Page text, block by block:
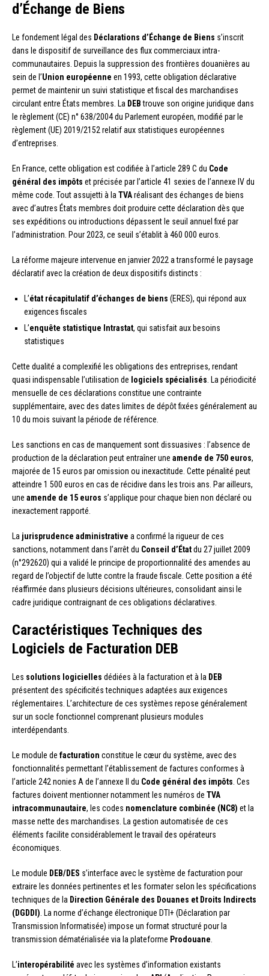
d’Échange de Biens
Le fondement légal des Déclarations d’Échange de Biens s’inscrit
dans le dispositif de surveillance des flux commerciaux intra-
communautaires. Depuis la suppression des frontières douanières au
sein de l’Union européenne en 1993, cette obligation déclarative
permet de maintenir un suivi statistique et fiscal des marchandises
circulant entre États membres. La DEBtrouve son origine juridique dans
le règlement (CE) n° 638/2004 du Parlement européen, modifié par le
règlement (UE) 2019/2152 relatif aux statistiques européennes
d’entreprises.
En France, cette obligation est codifiée à l’article 289 C du Code
général des impôts et précisée par l’article 41 sexies de l’annexe IV du
même code. Tout assujetti à laTVAréalisant des échanges de biens
avec d’autres États membres doit produire cette déclaration dès que
ses expéditions ou introductions dépassent le seuil annuel fixé par
l’administration. Pour 2023, ce seuil s’établit à 460 000 euros.
La réforme majeure intervenue en janvier 2022 a transformé le paysage
déclaratif avec la création de deux dispositifs distincts :
L’état récapitulatif d’échanges de biens (ERES), qui répond aux
exigences fiscales
L’enquête statistique Intrastat, qui satisfait aux besoins
statistiques
Cette dualité a complexifié les obligations des entreprises, rendant
quasi indispensable l’utilisation de logiciels spécialisés. La périodicité
mensuelle de ces déclarations constitue une contrainte
supplémentaire, avec des dates limites de dépôt fixées généralement au
10 du mois suivant la période de référence.
Les sanctions en cas de manquement sont dissuasives : l’absence de
production de la déclaration peut entraîner une amende de 750 euros,
majorée de 15 euros par omission ou inexactitude. Cette pénalité peut
atteindre 1 500 euros en cas de récidive dans les trois ans. Par ailleurs,
une amende de 15 euros s’applique pour chaque bien non déclaré ou
inexactement rapporté.
La jurisprudence administrative a confirmé la rigueur de ces
sanctions, notamment dans l’arrêt du Conseil d’Étatdu 27 juillet 2009
(n°292620) qui a validé le principe de proportionnalité des amendes au
regard de l’objectif de lutte contre la fraude fiscale. Cette position a été
réaffirmée dans plusieurs décisions ultérieures, consolidant ainsi le
cadre juridique contraignant de ces obligations déclaratives.
Caractéristiques Techniques des
Logiciels de Facturation DEB
Les solutions logicielles dédiées à la facturation et à la DEB
présentent des spécificités techniques adaptées aux exigences
réglementaires. L’architecture de ces systèmes repose généralement
sur un socle fonctionnel comprenant plusieurs modules
interdépendants.
Le module de facturation constitue le cœur du système, avec des
fonctionnalités permettant l’établissement de factures conformes à
l’article 242 nonies A de l’annexe II du Code général des impôts. Ces
factures doivent mentionner notamment les numéros de TVA
intracommunautaire, les codes nomenclature combinée (NC8) et la
masse nette des marchandises. La gestion automatisée de ces
éléments facilite considérablement le travail des opérateurs
économiques.
Le module DEB/DES s’interface avec le système de facturation pour
extraire les données pertinentes et les formater selon les spécifications
techniques de la Direction Générale des Douanes et Droits Indirects
(DGDDI). La norme d’échange électronique DTI+ (Déclaration par
Transmission Informatisée) impose un format structuré pour la
transmission dématérialisée via la plateforme Prodouane.
L’interopérabilité avec les systèmes d’information existants